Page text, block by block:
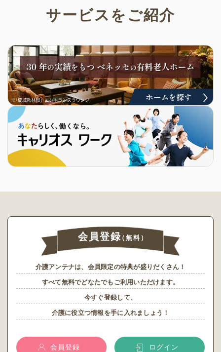
サービスをご紹介
会員登録（無料）
介護アンテナは、会員限定の特典が盛りだくさん！
すべて無料でどなたでもご利用いただけます。
今すぐ登録して、
介護に役立つ情報を手に入れましょう！
会員登録 ログイン